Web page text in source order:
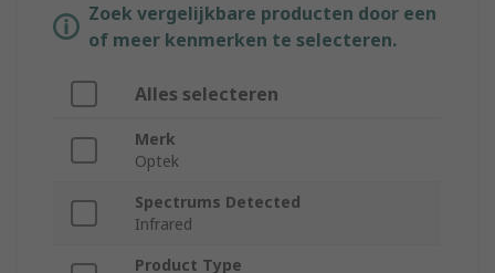
Zoek vergelijkbare producten door een
of meer kenmerken te selecteren.
Alles selecteren
Merk
Optek
Spectrums Detected
Infrared
Product Type